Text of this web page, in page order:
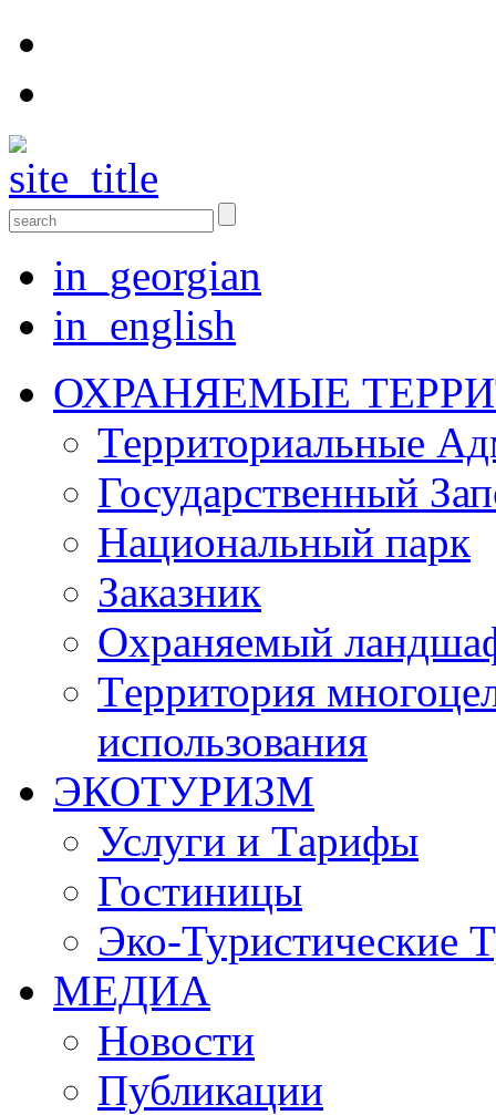
in_georgian
in_english
ОХРАНЯЕМЫЕ
Территориальные
Государственный
Национальный парк
Заказник
Oхраняемый
Tерритория
использования
ЭКОТУРИЗМ
Услуги и Tарифы
Гостиницы
Эко-Туристические
МЕДИА
Новости
Публикации